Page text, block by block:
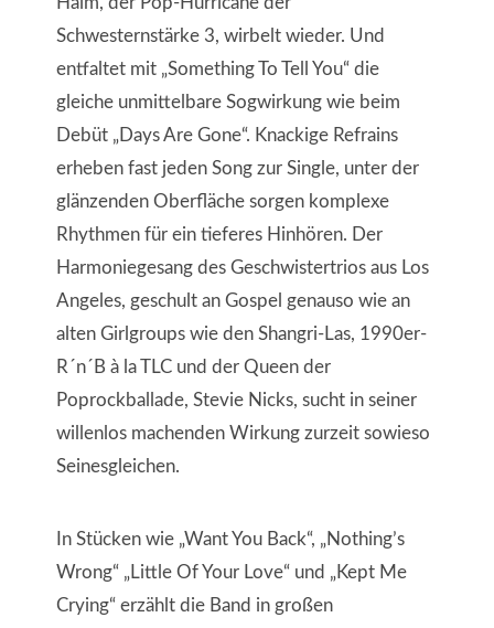
Schwesternstärke 3, wirbelt wieder. Und
entfaltet mit „Something To Tell You“ die
gleiche unmittelbare Sogwirkung wie beim
Debüt „Days Are Gone“. Knackige Refrains
erheben fast jeden Song zur Single, unter der
glänzenden Oberfläche sorgen komplexe
Rhythmen für ein tieferes Hinhören. Der
Harmoniegesang des Geschwistertrios aus Los
Angeles, geschult an Gospel genauso wie an
alten Girlgroups wie den Shangri-Las, 1990er-
R´n´B à la TLC und der Queen der
Poprockballade, Stevie Nicks, sucht in seiner
willenlos machenden Wirkung zurzeit sowieso
Seinesgleichen.
In Stücken wie „Want You Back“, „Nothing’s
Wrong“ „Little Of Your Love“ und „Kept Me
Crying“ erzählt die Band in großen